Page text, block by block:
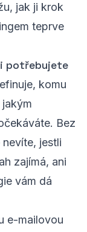
jak ji krok
teprve
potřebujete
komu
Bez
jestli
zajímá, ani
vám dá
e-mailovou